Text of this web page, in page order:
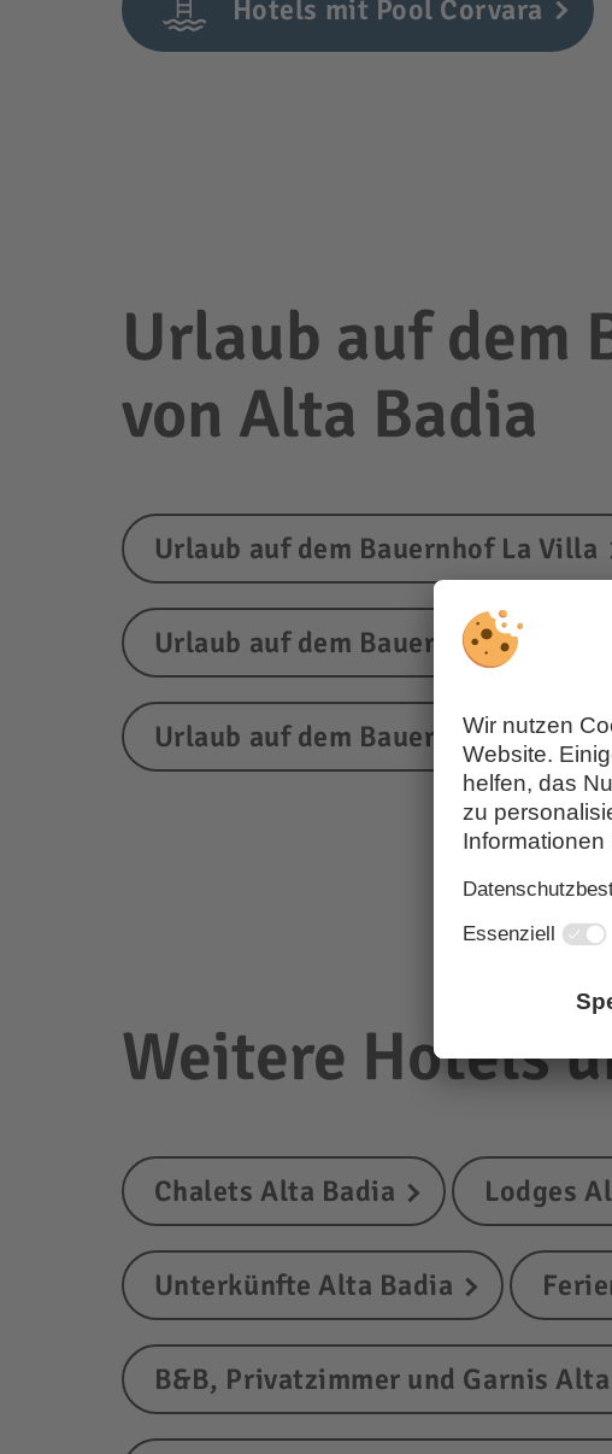
Hotels mit Pool Corvara
Urlaub auf dem
von Alta Badia
Urlaub auf dem Bauernhof La Villa
Urlaub auf dem Bauernhof Wengen
Urlaub auf dem Bauernhof Abtei
Weitere Hotels
Chalets Alta Badia Lodges
Unterkünfte Alta Badia
B&B, Privatzimmer und Garnis